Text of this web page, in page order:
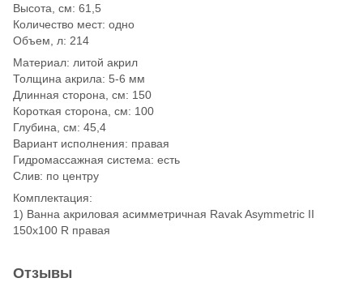
Высота, см: 61,5
Количество мест: одно
Объем, л: 214
Материал: литой акрил
Толщина акрила: 5-6 мм
Длинная сторона, см: 150
Короткая сторона, см: 100
Глубина, см: 45,4
Вариант исполнения: правая
Гидромассажная система: есть
Слив: по центру
Комплектация:
1) Ванна акриловая асимметричная Ravak Asymmetric II
150x100 R правая
Отзывы